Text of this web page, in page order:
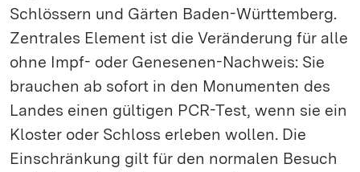
Schlössern und Gärten Baden-Württemberg.
Zentrales Element ist die Veränderung für alle
ohne Impf- oder Genesenen-Nachweis: Sie
brauchen ab sofort in den Monumenten des
Landes einen gültigen PCR-Test, wenn sie ein
Kloster oder Schloss erleben wollen. Die
Einschränkung gilt für den normalen Besuch